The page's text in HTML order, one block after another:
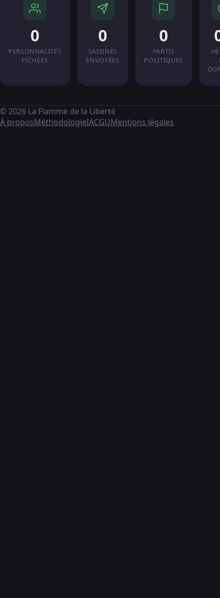
0
PERSONNALITÉS
FICHÉES
0
SAISINES
ENVOYÉES
0
PARTIS
POLITIQUES
© 2026 La Flamme de la Liberté
À proposMéthodologieIACGUMentions légales